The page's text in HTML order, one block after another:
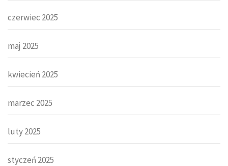
czerwiec 2025
maj 2025
kwiecień 2025
marzec 2025
luty 2025
styczeń 2025